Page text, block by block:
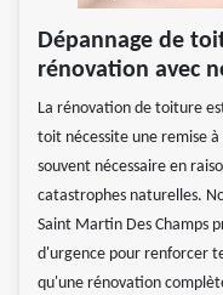
Dépannage de
rénovation avec
La rénovation de toiture
toit nécessite une remise
souvent nécessaire en
catastrophes naturelles.
Saint Martin Des Champs
d'urgence pour renforcer
qu'une rénovation